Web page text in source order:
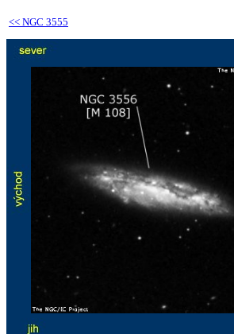
<< NGC 3555